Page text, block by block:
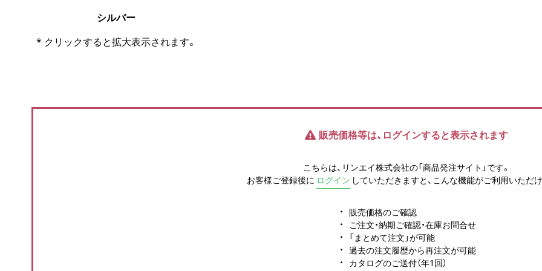
シルバー
* クリックすると拡大表示されます。
販売価格等は、ログインすると表示されます
こちらは、リンエイ株式会社の「商品発注サイト」です。
お客様ご登録後に ログイン していただきますと、こんな機能がご利用いただ
販売価格のご確認
ご注文・納期ご確認・在庫お問合せ
「まとめて注文」が可能
過去の注文履歴から再注文が可能
カタログのご送付（年1回）